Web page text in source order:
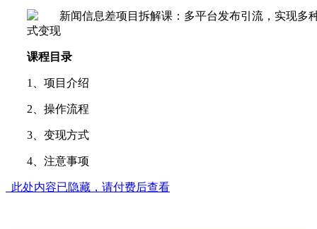
课程目录
1、项目介绍
2、操作流程
3、变现方式
4、注意事项
此处内容已隐藏，请付费后查看